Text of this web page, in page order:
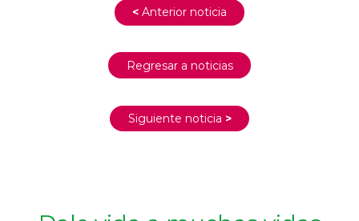
< Anterior noticia
Regresar a noticias
Siguiente noticia >